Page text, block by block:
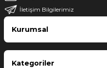
İletişim Bilgilerimiz
Kurumsal
Kategoriler